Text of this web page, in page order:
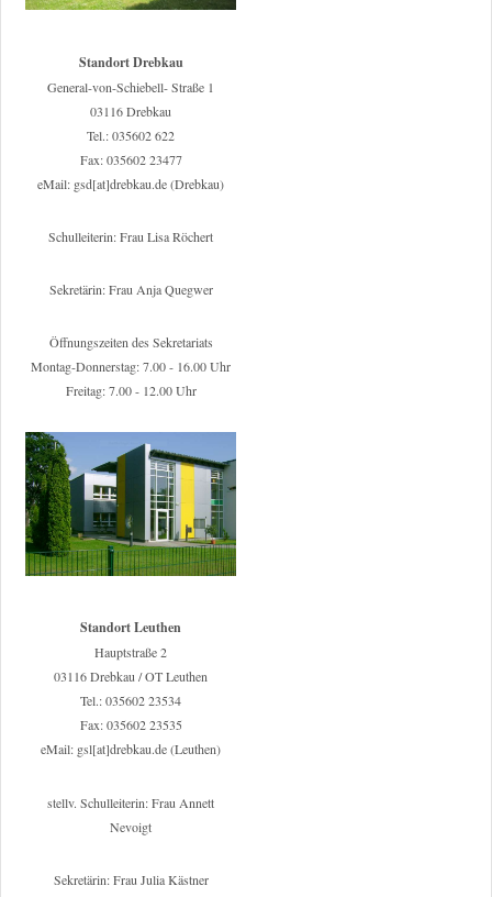
Standort Drebkau
General-von-Schiebell- Straße 1
03116 Drebkau
Tel.: 035602 622
Fax: 035602 23477
eMail: gsd[at]drebkau.de (Drebkau)
Schulleiterin: Frau Lisa Röchert
Sekretärin: Frau Anja Quegwer
Öffnungszeiten des Sekretariats
Montag-Donnerstag: 7.00 - 16.00 Uhr
Freitag: 7.00 - 12.00 Uhr
Standort Leuthen
Hauptstraße 2
03116 Drebkau / OT Leuthen
Tel.: 035602 23534
Fax: 035602 23535
eMail: gsl[at]drebkau.de (Leuthen)
stellv. Schulleiterin: Frau Annett
Nevoigt
Sekretärin: Frau Julia Kästner